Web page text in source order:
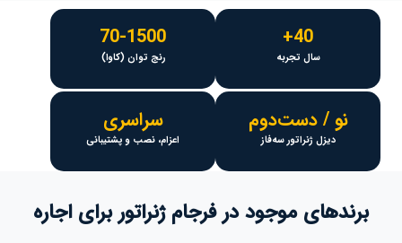
40+
سال تجربه
70-1500
رنج توان (کاوا)
نو / دست‌دوم
دیزل ژنراتور سه‌فاز
سراسری
اعزام، نصب و پشتیبانی
برندهای موجود در فرجام ژنراتور برای اجاره